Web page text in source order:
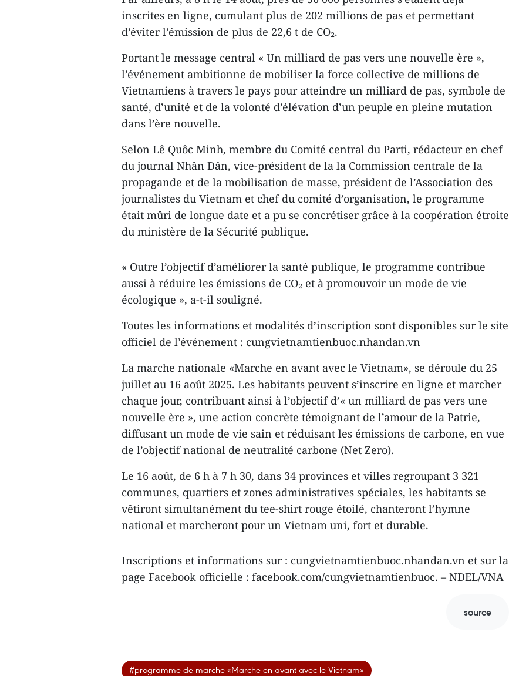
inscrites en ligne, cumulant plus de 202 millions de pas et permettant
d’éviter l’émission de plus de 22,6 t de CO₂.
Portant le message central « Un milliard de pas vers une nouvelle ère »,
l’événement ambitionne de mobiliser la force collective de millions de
Vietnamiens à travers le pays pour atteindre un milliard de pas, symbole de
santé, d’unité et de la volonté d’élévation d’un peuple en pleine mutation
dans l’ère nouvelle.
Selon Lê Quôc Minh, membre du Comité central du Parti, rédacteur en chef
du journal Nhân Dân, vice-président de la la Commission centrale de la
propagande et de la mobilisation de masse, président de l’Association des
journalistes du Vietnam et chef du comité d’organisation, le programme
était mûri de longue date et a pu se concrétiser grâce à la coopération étroite
du ministère de la Sécurité publique.
« Outre l’objectif d’améliorer la santé publique, le programme contribue
aussi à réduire les émissions de CO₂ et à promouvoir un mode de vie
écologique », a-t-il souligné.
Toutes les informations et modalités d’inscription sont disponibles sur le site
officiel de l’événement : cungvietnamtienbuoc.nhandan.vn
La marche nationale «Marche en avant avec le Vietnam», se déroule du 25
juillet au 16 août 2025. Les habitants peuvent s’inscrire en ligne et marcher
chaque jour, contribuant ainsi à l’objectif d’« un milliard de pas vers une
nouvelle ère », une action concrète témoignant de l’amour de la Patrie,
diffusant un mode de vie sain et réduisant les émissions de carbone, en vue
de l’objectif national de neutralité carbone (Net Zero).
Le 16 août, de 6 h à 7 h 30, dans 34 provinces et villes regroupant 3 321
communes, quartiers et zones administratives spéciales, les habitants se
vêtiront simultanément du tee-shirt rouge étoilé, chanteront l’hymne
national et marcheront pour un Vietnam uni, fort et durable.
Inscriptions et informations sur : cungvietnamtienbuoc.nhandan.vn et sur la
page Facebook officielle : facebook.com/cungvietnamtienbuoc. – NDEL/VNA
source
#programme de marche «Marche en avant avec le Vietnam»